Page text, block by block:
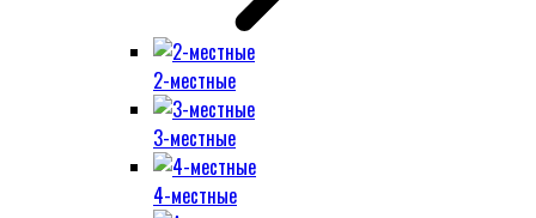
2-местные
3-местные
4-местные